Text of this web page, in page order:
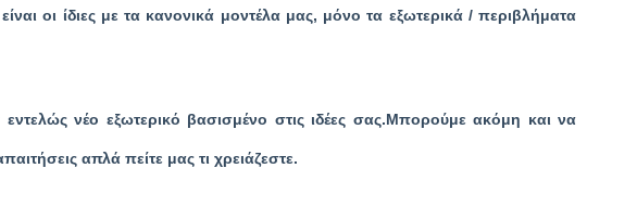
οι ίδιες με τα κανονικά μοντέλα μας, μόνο τα εξωτερικά / περιβλήματα
νέο εξωτερικό βασισμένο στις ιδέες σας.Μπορούμε ακόμη και να
απλά πείτε μας τι χρειάζεστε.